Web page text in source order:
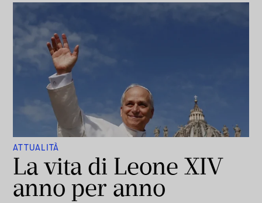
ATTUALITÀ
La vita di Leone XIV
anno per anno